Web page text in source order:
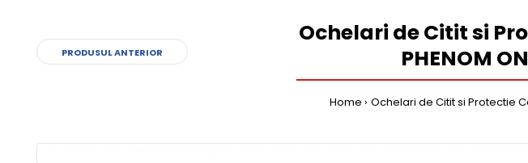
PRODUSUL ANTERIOR
Ochelari de Citit si
PHENOM
Home Ochelari de Citit si Protectie